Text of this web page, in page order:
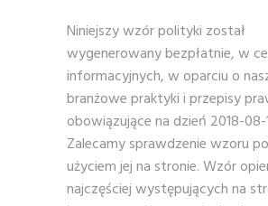
Niniejszy wzór polityki został
wygenerowany bezpłatnie, w
informacyjnych, w oparciu o
branżowe praktyki i przepisy
obowiązujące na dzień 2018-08-
Zalecamy sprawdzenie wzoru
użyciem jej na stronie. Wzór
najczęściej występujących na